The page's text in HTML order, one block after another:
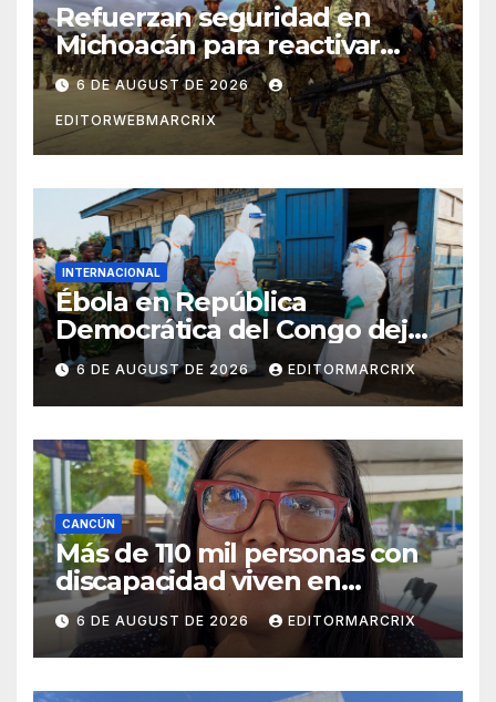
Refuerzan seguridad en
Michoacán para reactivar
exportaciones de aguacate
6 DE AUGUST DE 2026
EDITORWEBMARCRIX
INTERNACIONAL
Ébola en República
Democrática del Congo deja
mil 801 muertos; epidemia
mantiene transmisión
sostenida
6 DE AUGUST DE 2026 EDITORMARCRIX
CANCÚN
Más de 110 mil personas con
discapacidad viven en
Cancún; fortalecen acciones
de inclusión
6 DE AUGUST DE 2026 EDITORMARCRIX